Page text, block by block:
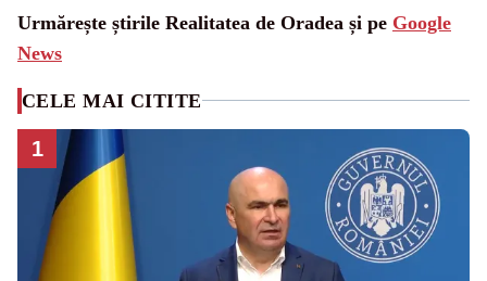
Urmărește știrile Realitatea de Oradea și pe Google
News
CELE MAI CITITE
1